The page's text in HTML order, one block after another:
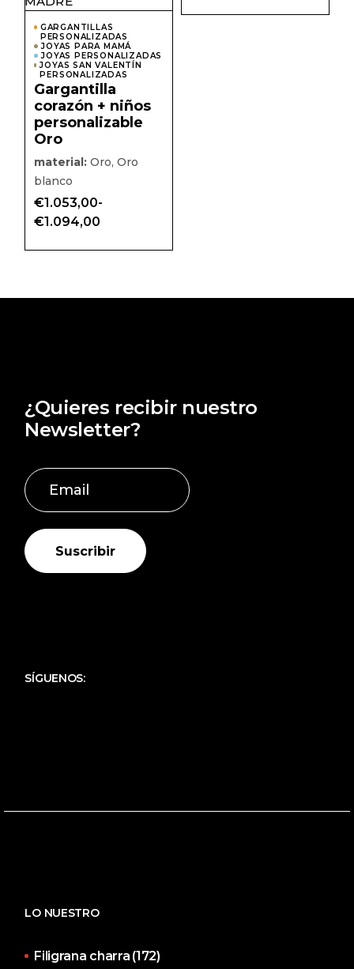
GARGANTILLAS
PERSONALIZADAS
JOYAS PARA MAMÁ
JOYAS PERSONALIZADAS
JOYAS SAN VALENTÍN
PERSONALIZADAS
Gargantilla
corazón + niños
personalizable
Oro
material: Oro, Oro
blanco
€1.053,00-
€1.094,00
Rango
de
desde
precios:
¿Quieres recibir nuestro
Newsletter?
Suscribir
SÍGUENOS:
LO NUESTRO
Filigrana charra (172)